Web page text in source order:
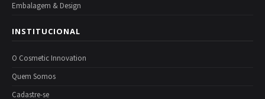
Embalagem & Design
INSTITUCIONAL
O Cosmetic Innovation
Quem Somos
Cadastre-se